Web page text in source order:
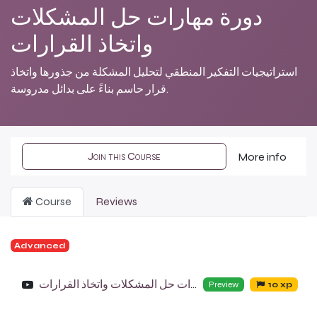
دورة مهارات حل المشكلات
واتخاذ القرارات
استراتيجيات التفكير المنطقي لتحليل المشكلة من جذورها واتخاذ
قرار حاسم بناءً على بدائل مدروسة.
Join this Course More info
Course Reviews
Advanced
دورة مهارات حل المشكلات واتخاذ القرارات Preview 10 xp